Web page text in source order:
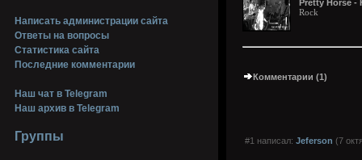
Написать администрации сайта
Ответы на вопросы
Статистика сайта
Последние комментарии
Наш чат в Telegram
Наш архив в Telegram
Группы
Pretty Horse -
Rock
Комментарии (1)
#1 написал: Jeferson (7